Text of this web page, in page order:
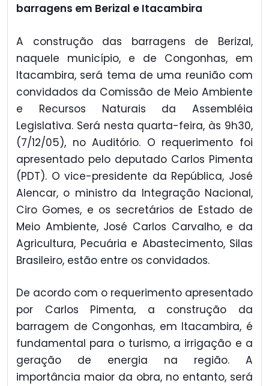
barragens em Berizal e Itacambira
A construção das barragens de Berizal,
naquele município, e de Congonhas, em
Itacambira, será tema de uma reunião com
convidados da Comissão de Meio Ambiente
e Recursos Naturais da Assembléia
Legislativa. Será nesta quarta-feira, às 9h30,
(7/12/05), no Auditório. O requerimento foi
apresentado pelo deputado Carlos Pimenta
(PDT). O vice-presidente da República, José
Alencar, o ministro da Integração Nacional,
Ciro Gomes, e os secretários de Estado de
Meio Ambiente, José Carlos Carvalho, e da
Agricultura, Pecuária e Abastecimento, Silas
Brasileiro, estão entre os convidados.
De acordo com o requerimento apresentado
por Carlos Pimenta, a construção da
barragem de Congonhas, em Itacambira, é
fundamental para o turismo, a irrigação e a
geração de energia na região. A
importância maior da obra, no entanto, será